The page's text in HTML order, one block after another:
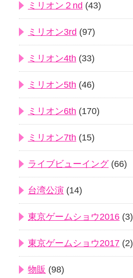
ミリオン２nd (43)
ミリオン3rd (97)
ミリオン4th (33)
ミリオン5th (46)
ミリオン6th (170)
ミリオン7th (15)
ライブビューイング(66)
台湾公演 (14)
東京ゲームショウ2016 (3)
東京ゲームショウ2017 (2)
物販 (98)